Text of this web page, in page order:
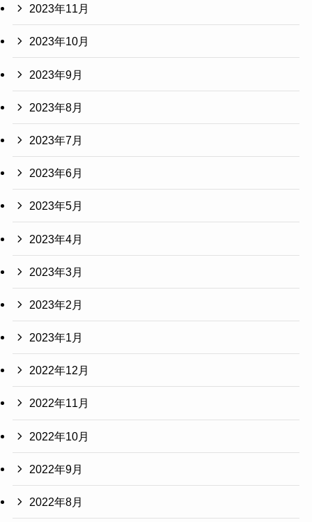
2023年11月
2023年10月
2023年9月
2023年8月
2023年7月
2023年6月
2023年5月
2023年4月
2023年3月
2023年2月
2023年1月
2022年12月
2022年11月
2022年10月
2022年9月
2022年8月